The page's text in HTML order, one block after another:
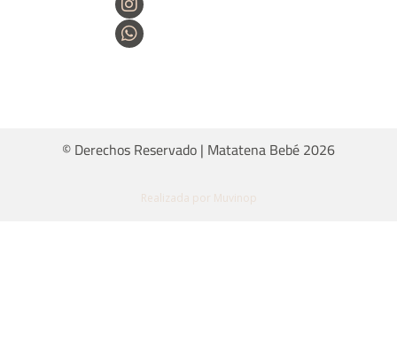
© Derechos Reservado | Matatena Bebé 2026
Realizada por Muvinop